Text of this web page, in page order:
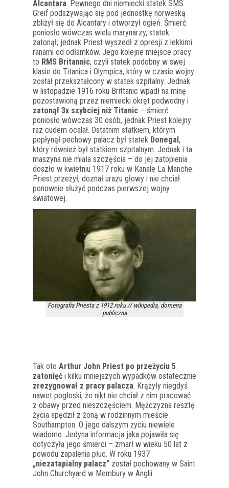
Alcantara. Pewnego dni niemiecki statek SMS
Greif podszywając się pod jednostkę norweską
zbliżył się do Alcantary i otworzył ogień. Śmierć
poniosło wówczas wielu marynarzy, statek
zatonął, jednak Priest wyszedł z opresji z lekkimi
ranami od odłamków. Jego kolejne miejsce pracy
to RMS Britannic, czyli statek podobny w swej
klasie do Titanica i Olympica, który w czasie wojny
został przekształcony w statek szpitalny. Jednak
w listopadzie 1916 roku Brittanic wpadł na minę
pozostawioną przez niemiecki okręt podwodny i
zatonął 3x szybciej niż Titanic – śmierć
poniosło wówczas 30 osób, jednak Priest kolejny
raz cudem ocalał. Ostatnim statkiem, którym
popłynął pechowy palacz był statek Donegal,
który również był statkiem szpitalnym. Jednak i ta
maszyna nie miała szczęścia – do jej zatopienia
doszło w kwietniu 1917 roku w Kanale La Manche.
Priest przeżył, doznał urazu głowy i nie chciał
ponownie służyć podczas pierwszej wojny
światowej.
Fotografia Priesta z 1912 roku // wikipedia, domena
publiczna
Tak oto Arthur John Priest po przeżyciu 5
zatonięć i kilku mniejszych wypadków ostatecznie
zrezygnował z pracy palacza. Krążyły niegdyś
nawet pogłoski, że nikt nie chciał z nim pracować
z obawy przed nieszczęściem. Mężczyzna resztę
życia spędził z żoną w rodzinnym mieście
Southampton. O jego dalszym życiu niewiele
wiadomo. Jedyna informacja jaka pojawiła się
dotyczyła jego śmierci – zmarł w wieku 50 lat z
powodu zapalenia płuc. W roku 1937
„niezatapialny palacz” został pochowany w Saint
John Churchyard w Membury w Anglii.